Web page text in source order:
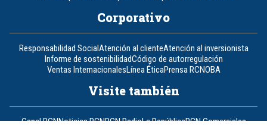
Corporativo
Responsabilidad SocialAtención al clienteAtención al inversionista
Informe de sostenibilidadCódigo de autorregulación
Ventas InternacionalesLínea ÉticaPrensa RCNOBA
Visite también
Canal RCNNoticias RCNRCN RadioLa RepúblicaRCN Comerciales